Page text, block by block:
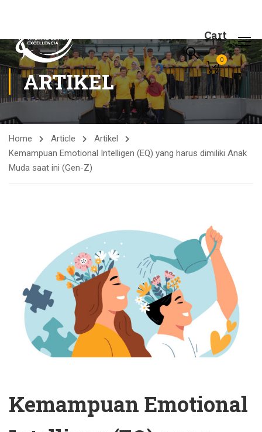
Cart
0
ARTIKEL
Home Article
Artikel
Kemampuan Emotional Intelligen (EQ) yang harus dimiliki Anak
Muda saat ini (Gen-Z)
Kemampuan Emotional